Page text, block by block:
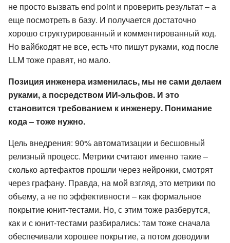
не просто вызвать end point и проверить результат – а
еще посмотреть в базу. И получается достаточно
хорошо структурированный и комментированный код.
Но вайбкодят не все, есть что пишут руками, код после
LLM тоже правят, но мало.
Позиция инженера изменилась, мы не сами делаем
руками, а посредством ИИ-эльфов. И это
становится требованием к инженеру. Понимание
кода – тоже нужно.
Цель внедрения: 90% автоматизации и бесшовный
релизный процесс. Метрики считают именно такие –
сколько артефактов прошли через нейронки, смотрят
через графану. Правда, на мой взгляд, это метрики по
объему, а не по эффективности – как формальное
покрытие юнит-тестами. Но, с этим тоже разберутся,
как и с юнит-тестами разбирались: там тоже сначала
обеспечивали хорошее покрытие, а потом доводили